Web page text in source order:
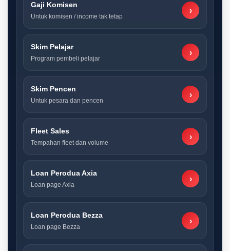
Gaji Komisen
Untuk komisen / income tak tetap
›
Skim Pelajar
Program pembeli pelajar
›
Skim Pencen
Untuk pesara dan pencen
›
Fleet Sales
Tempahan fleet dan volume
›
Loan Perodua Axia
Loan page Axia
›
Loan Perodua Bezza
Loan page Bezza
›